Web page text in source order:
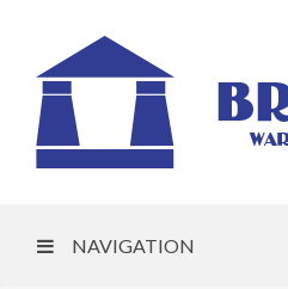
NAVIGATION